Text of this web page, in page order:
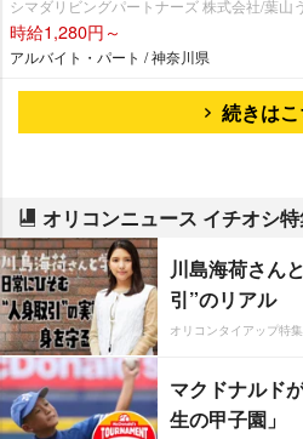
シマダリビングパートナーズ 株式会社/葉山
時給1,280円～
アルバイト・パート / 神奈川県
続きは
オリコンニュース イチオシ
川島海荷さん
引”のリアル
オリコンタイアップ特集
マクドナルド
生の甲子園」